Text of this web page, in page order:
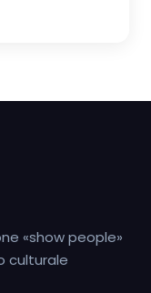
«show people»
culturale